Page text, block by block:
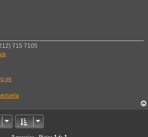
715 7105